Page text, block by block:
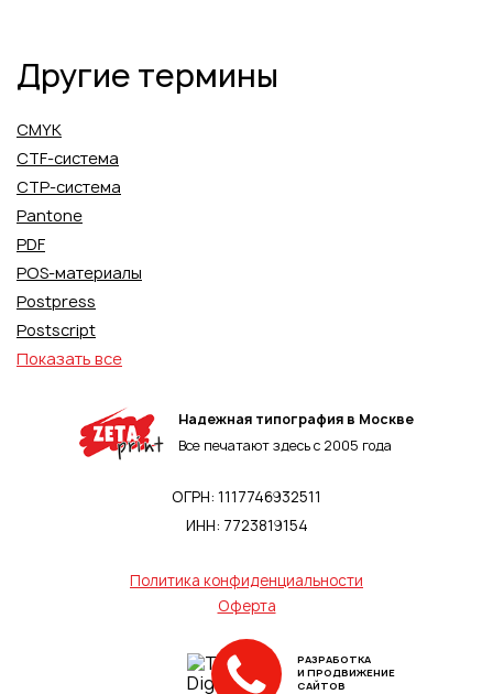
Другие термины
CMYK
CTF-система
CTP-система
Pantone
PDF
POS-материалы
Postpress
Postscript
Показать все
Надежная типография в Москве
Все печатают здесь с 2005 года
ОГРН: 1117746932511
ИНН: 7723819154
Политика конфиденциальности
Оферта
РАЗРАБОТКА
И ПРОДВИЖЕНИЕ
САЙТОВ